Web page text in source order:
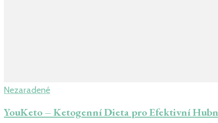
Nezaradené
YouKeto – Ketogenní Dieta pro Efektivní